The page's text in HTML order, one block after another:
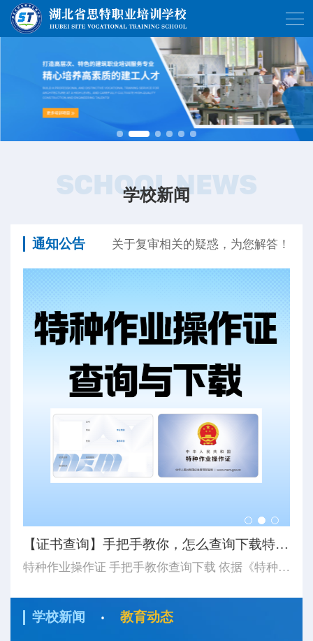
SCHOOL NEWS
学校新闻
通知公告 关于复审相关的疑惑，为您解答！
【证书查询】手把手教你，怎么查询下载特种作业操作证...
特种作业操作证 手把手教你查询下载 依据《特种作业人员安全技术培训考核管理规定》（应急管理部令第19号）《应急管理部办公厅关于更新特种作业操作证式样的通知》（应急厅〔2026〕14号）应急管理部对特种作业操作证式样进行了调整新版证书式样自2026年6月1日起正式启用。如果查询下载特种作业操作证...
学校新闻 · 教育动态